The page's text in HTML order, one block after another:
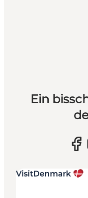
Ein